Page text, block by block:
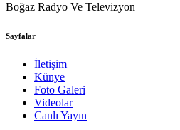
Boğaz Radyo Ve Televizyon
Sayfalar
İletişim
Künye
Foto Galeri
Videolar
Canlı Yayın